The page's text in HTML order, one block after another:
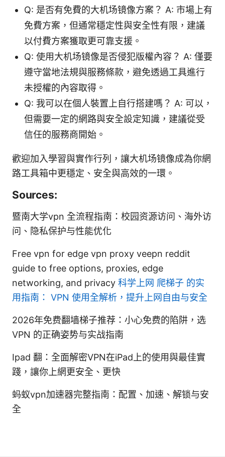
Q: 是否有免費的大机场镜像方案？ A: 市場上有
免費方案，但通常穩定性與安全性有限，建議
以付費方案獲取更可靠支援。
Q: 使用大机场镜像是否侵犯版權內容？ A: 僅要
遵守當地法規與服務條款，避免透過工具進行
未授權的內容取得。
Q: 我可以在個人裝置上自行搭建嗎？ A: 可以，
但需要一定的網路與安全設定知識，建議從受
信任的服務商開始。
歡迎加入學習與實作行列，讓大机场镜像成為你網
路工具箱中更穩定、安全與高效的一環。
Sources:
暨南大学vpn 全流程指南：校园资源访问、海外访
问、隐私保护与性能优化
Free vpn for edge vpn proxy veepn reddit
guide to free options, proxies, edge
networking, and privacy 科学上网 爬梯子 的实
用指南： VPN 使用全解析，提升上网自由与安全
2026年免费翻墙梯子推荐：小心免费的陷阱，选
VPN 的正确姿势与实战指南
Ipad 翻：全面解密VPN在iPad上的使用與最佳實
踐，讓你上網更安全、更快
蚂蚁vpn加速器完整指南：配置、加速、解锁与安
全